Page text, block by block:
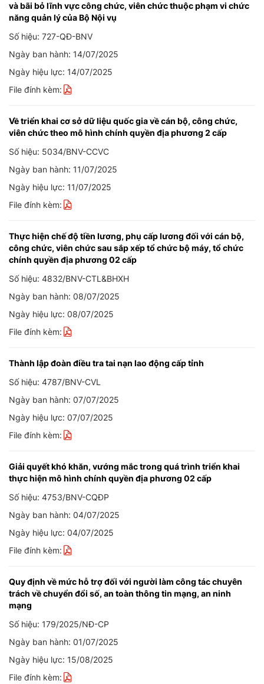
và bãi bỏ lĩnh vực công chức, viên chức thuộc phạm vi chức
năng quản lý của Bộ Nội vụ
Số hiệu: 727-QĐ-BNV
Ngày ban hành: 14/07/2025
Ngày hiệu lực: 14/07/2025
File đính kèm:
Về triển khai cơ sở dữ liệu quốc gia về cán bộ, công chức,
viên chức theo mô hình chính quyền địa phương 2 cấp
Số hiệu: 5034/BNV-CCVC
Ngày ban hành: 11/07/2025
Ngày hiệu lực: 11/07/2025
File đính kèm:
Thực hiện chế độ tiền lương, phụ cấp lương đối với cán bộ,
công chức, viên chức sau sắp xếp tổ chức bộ máy, tổ chức
chính quyền địa phương 02 cấp
Số hiệu: 4832/BNV-CTL&BHXH
Ngày ban hành: 08/07/2025
Ngày hiệu lực: 08/07/2025
File đính kèm:
Thành lập đoàn điều tra tai nạn lao động cấp tỉnh
Số hiệu: 4787/BNV-CVL
Ngày ban hành: 07/07/2025
Ngày hiệu lực: 07/07/2025
File đính kèm:
Giải quyết khó khăn, vướng mắc trong quá trình triển khai
thực hiện mô hình chính quyền địa phương 02 cấp
Số hiệu: 4753/BNV-CQĐP
Ngày ban hành: 04/07/2025
Ngày hiệu lực: 04/07/2025
File đính kèm:
Quy định về mức hỗ trợ đối với người làm công tác chuyên
trách về chuyển đổi số, an toàn thông tin mạng, an ninh
mạng
Số hiệu: 179/2025/NĐ-CP
Ngày ban hành: 01/07/2025
Ngày hiệu lực: 15/08/2025
File đính kèm: